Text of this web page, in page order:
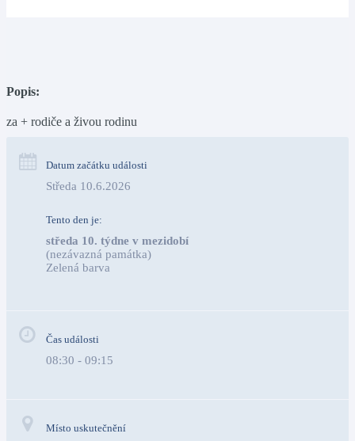
Popis:
za + rodiče a živou rodinu
Datum začátku události
Středa 10.6.2026
Tento den je:
středa 10. týdne v mezidobí
(nezávazná památka)
Zelená barva
Čas události
08:30 - 09:15
Místo uskutečnění